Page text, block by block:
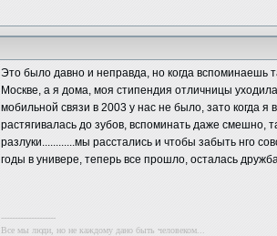
Это было давно и неправда, но когда вспоминаешь
Москве, а я дома, моя стипендия отличницы
мобильной связи в 2003 у нас не было, зато когда
растягивалась до зубов, вспоминать даже смешно,
разлуки............мы расстались и чтобы забыть нго
годы в универе, теперь все прошло, осталась
--------------------
Все мы люди, но не каждому дано быть человеком...